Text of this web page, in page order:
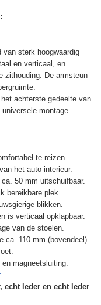
van sterk hoogwaardig
en verticaal, en
zithouding. De armsteun
achterste gedeelte van
montage
te reizen.
het auto-interieur.
50 mm uitschuifbaar.
bereikbare plek.
blikken.
is verticaal opklapbaar.
van de stoelen.
ca. 110 mm (bovendeel).
magneetsluiting.
.
echt leder en echt leder